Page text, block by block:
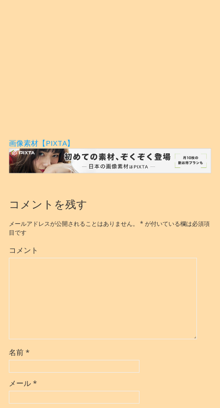
画像素材【PIXTA】
コメントを残す
メールアドレスが公開されることはありません。 * が付いている欄は必須項
目です
コメント
名前 *
メール *